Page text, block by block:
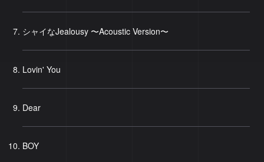
シャイなJealousy 〜Acoustic Version〜
Lovin' You
Dear
BOY